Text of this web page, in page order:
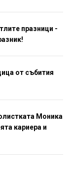
празници -
от събития
Моника
кариера и